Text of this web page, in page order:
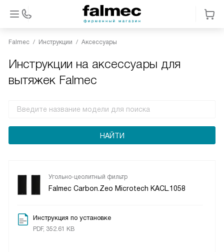
Falmec Инструкции Аксессуары
Инструкции на аксессуары для
вытяжек Falmec
Угольно-цеолитный фильтр
Falmec Carbon.Zeo Microtech KACL.1058
Инструкция по установке
PDF, 352.61 KB